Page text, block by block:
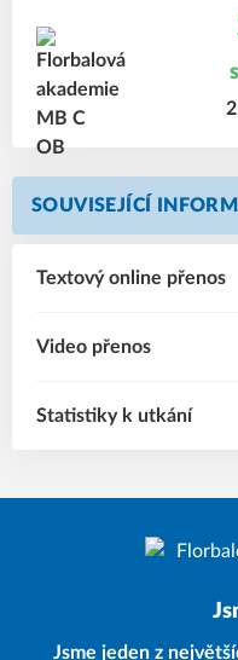
SOUVISEJÍCÍ
Textový online přenos
Video přenos
Statistiky k utkání
Jsme jeden z